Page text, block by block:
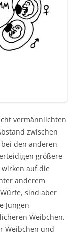
vermännlichten
zwischen
den anderen
größere
auf die
anderem
sind aber
Jungen
Weibchen.
Weibchen und